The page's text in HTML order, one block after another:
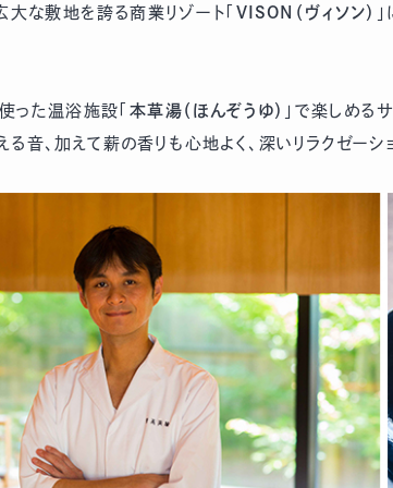
な敷地を誇る商業リゾート「 VISON（ヴィソン）
った温浴施設「 本草湯（ほんぞうゆ） 」で楽しめる
音、加えて薪の香りも心地よく、深いリラクゼーシ